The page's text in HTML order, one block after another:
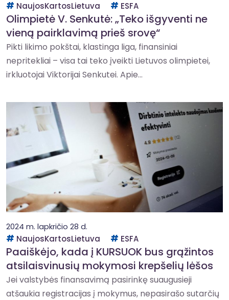
NaujosKartosLietuva
ESFA
Olimpietė V. Senkutė: „Teko išgyventi ne
vieną pairklavimą prieš srovę“
Pikti likimo pokštai, klastinga liga, finansiniai
nepritekliai – visa tai teko įveikti Lietuvos olimpietei,
irkluotojai Viktorijai Senkutei. Apie...
2024 m. lapkričio 28 d.
NaujosKartosLietuva
ESFA
Paaiškėjo, kada į KURSUOK bus grąžintos
atsilaisvinusių mokymosi krepšelių lėšos
Jei valstybės finansavimą pasirinkę suaugusieji
atšaukia registracijas į mokymus, nepasirašo sutarčių